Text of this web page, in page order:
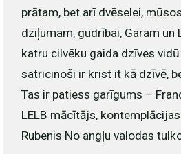
prātam, bet arī dvēselei,
dziļumam, gudrībai, Garam un
katru cilvēku gaida dzīves
satricinoši ir krist it kā dzīvē,
Tas ir patiess garīgums –
LELB mācītājs,
Rubenis No angļu valodas